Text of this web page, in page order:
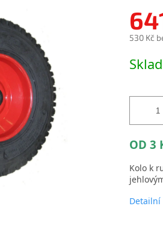
530 Kč
cena:
OD 3
Kolo k